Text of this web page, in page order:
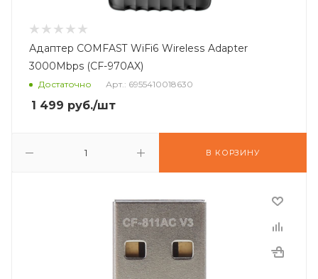
Адаптер COMFAST WiFi6 Wireless Adapter
3000Mbps (CF-970AX)
Достаточно Арт.: 6955410018630
1 499 руб./шт
В КОРЗИНУ